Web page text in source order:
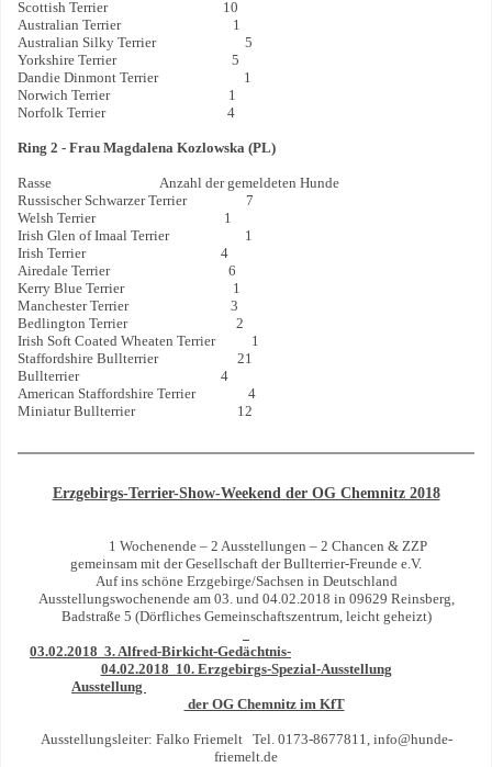
Scottish Terrier 10
Australian Terrier 1
Australian Silky Terrier 5
Yorkshire Terrier 5
Dandie Dinmont Terrier 1
Norwich Terrier 1
Norfolk Terrier 4
Ring 2 - Frau Magdalena Kozlowska (PL)
Rasse Anzahl der gemeldeten Hunde
Russischer Schwarzer Terrier 7
Welsh Terrier 1
Irish Glen of Imaal Terrier 1
Irish Terrier 4
Airedale Terrier 6
Kerry Blue Terrier 1
Manchester Terrier 3
Bedlington Terrier 2
Irish Soft Coated Wheaten Terrier 1
Staffordshire Bullterrier 21
Bullterrier 4
American Staffordshire Terrier 4
Miniatur Bullterrier 12
Erzgebirgs-Terrier-Show-Weekend der OG Chemnitz 2018
1 Wochenende – 2 Ausstellungen – 2 Chancen & ZZP
gemeinsam mit der Gesellschaft der Bullterrier-Freunde e.V.
Auf ins schöne Erzgebirge/Sachsen in Deutschland
Ausstellungswochenende am 03. und 04.02.2018 in 09629 Reinsberg,
Badstraße 5 (Dörfliches Gemeinschaftszentrum, leicht geheizt)
03.02.2018 3. Alfred-Birkicht-Gedächtnis-
04.02.2018 10. Erzgebirgs-Spezial-Ausstellung
Ausstellung
der OG Chemnitz im KfT
Ausstellungsleiter: Falko Friemelt Tel. 0173-8677811, info@hunde-
friemelt.de